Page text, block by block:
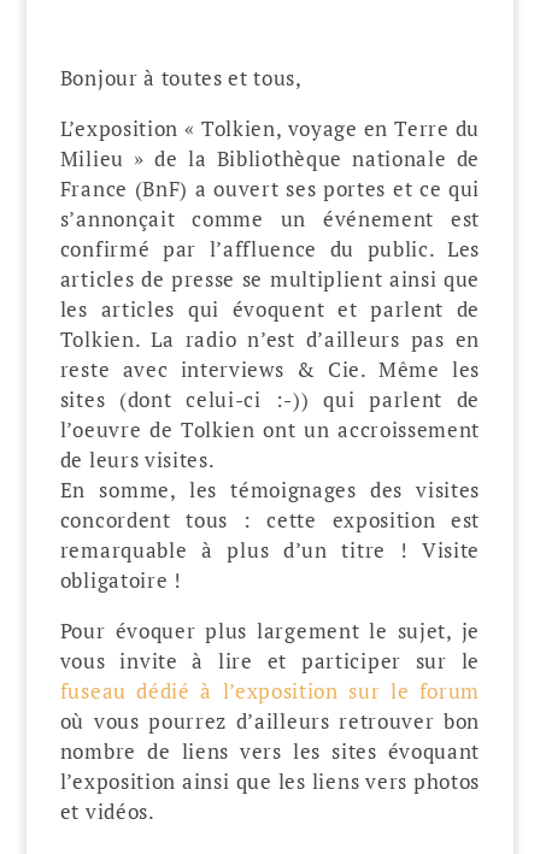
Bonjour à toutes et tous,
L’exposition « Tolkien, voyage en Terre du
Milieu » de la Bibliothèque nationale de
France (BnF) a ouvert ses portes et ce qui
s’annonçait comme un événement est
confirmé par l’affluence du public. Les
articles de presse se multiplient ainsi que
les articles qui évoquent et parlent de
Tolkien. La radio n’est d’ailleurs pas en
reste avec interviews & Cie. Même les
sites (dont celui-ci :-)) qui parlent de
l’oeuvre de Tolkien ont un accroissement
de leurs visites.
En somme, les témoignages des visites
concordent tous : cette exposition est
remarquable à plus d’un titre ! Visite
obligatoire !
Pour évoquer plus largement le sujet, je
vous invite à lire et participer sur le
fuseau dédié à l’exposition sur le forum
où vous pourrez d’ailleurs retrouver bon
nombre de liens vers les sites évoquant
l’exposition ainsi que les liens vers photos
et vidéos.